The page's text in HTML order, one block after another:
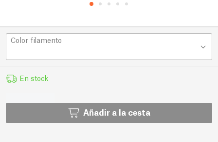
Color filamento
En stock
Añadir a la cesta